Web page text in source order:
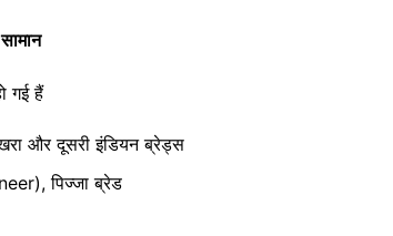
गई हैं
और दूसरी इंडियन ब्रेड्स
पिज्जा ब्रेड